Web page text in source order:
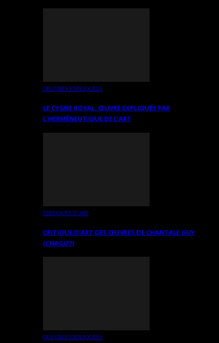
OEUVRES EXPLIQUÉES
LE CYGNE ROYAL. ŒUVRE EXPLIQUÉE PAR
L’HERMÉNEUTIQUE DE L’ART
CRITIQUES D’ART
CRITIQUE D’ART DES ŒUVRES DE CHANTALE GUY
(CHAGUY)
OEUVRES EXPLIQUÉES